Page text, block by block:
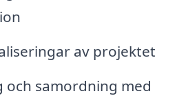
av projektet
och samordning med